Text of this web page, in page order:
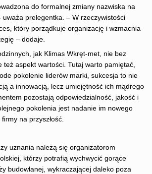
do formalnej zmiany nazwiska na
uważa prelegentka. – W rzeczywistości
który porządkuje organizację i wzmacnia
– dodaje.
jak Klimas Wkręt-met, nie bez
też aspekt wartości. Tutaj warto pamiętać,
pokolenie liderów marki, sukcesja to nie
a innowacją, lecz umiejętność ich mądrego
pozostają odpowiedzialność, jakość i
pokolenia jest nadanie im nowego
na przyszłość.
uznania należą się organizatorom
którzy potrafią wychwycić gorące
budowlanej, wykraczającej daleko poza